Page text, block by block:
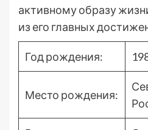
активному образу
из его главных
Год рождения:
Место рождения: